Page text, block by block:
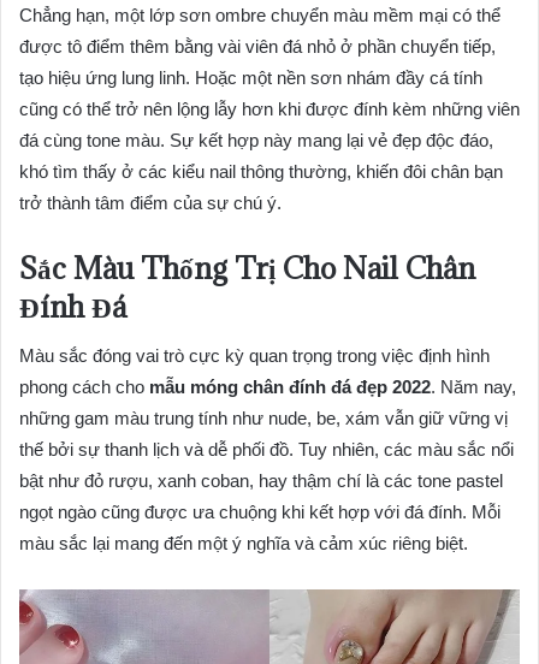
Chẳng hạn, một lớp sơn ombre chuyển màu mềm mại có thể
được tô điểm thêm bằng vài viên đá nhỏ ở phần chuyển tiếp,
tạo hiệu ứng lung linh. Hoặc một nền sơn nhám đầy cá tính
cũng có thể trở nên lộng lẫy hơn khi được đính kèm những viên
đá cùng tone màu. Sự kết hợp này mang lại vẻ đẹp độc đáo,
khó tìm thấy ở các kiểu nail thông thường, khiến đôi chân bạn
trở thành tâm điểm của sự chú ý.
Sắc Màu Thống Trị Cho Nail Chân
Đính Đá
Màu sắc đóng vai trò cực kỳ quan trọng trong việc định hình
phong cách cho mẫu móng chân đính đá đẹp 2022. Năm nay,
những gam màu trung tính như nude, be, xám vẫn giữ vững vị
thế bởi sự thanh lịch và dễ phối đồ. Tuy nhiên, các màu sắc nổi
bật như đỏ rượu, xanh coban, hay thậm chí là các tone pastel
ngọt ngào cũng được ưa chuộng khi kết hợp với đá đính. Mỗi
màu sắc lại mang đến một ý nghĩa và cảm xúc riêng biệt.